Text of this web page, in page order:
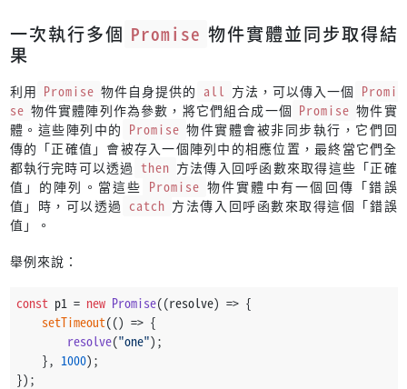
一次執行多個 Promise 物件實體並同步取得結
果
利用 Promise 物件自身提供的 all 方法，可以傳入一個 Promi
se 物件實體陣列作為參數，將它們組合成一個 Promise 物件實
體。這些陣列中的 Promise 物件實體會被非同步執行，它們回
傳的「正確值」會被存入一個陣列中的相應位置，最終當它們全
都執行完時可以透過 then 方法傳入回呼函數來取得這些「正確
值」的陣列。當這些 Promise 物件實體中有一個回傳「錯誤
值」時，可以透過 catch 方法傳入回呼函數來取得這個「錯誤
值」。
舉例來說：
const p1 = new Promise((resolve) => {
setTimeout(() => {
resolve("one");
    },
1000);
});